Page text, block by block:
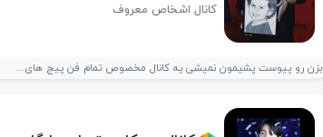
کانال اشخاص معروف
بزن رو پیوست پشیمون نمیشی یه کانال مخصوص تمام فن پیج های...